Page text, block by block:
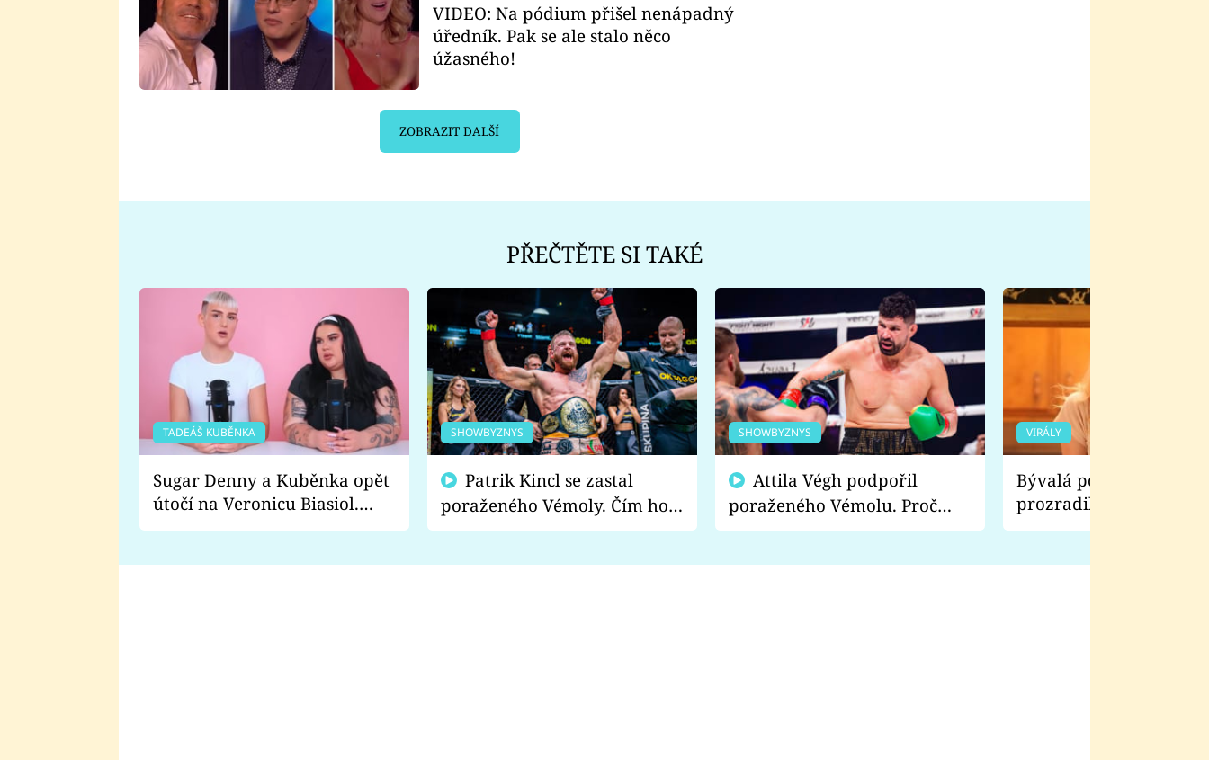
VIDEO: Na pódium přišel nenápadný
úředník. Pak se ale stalo něco
úžasného!
ZOBRAZIT DALŠÍ
PŘEČTĚTE SI TAKÉ
TADEÁŠ KUBĚNKA
Sugar Denny a Kuběnka opět
útočí na Veronicu Biasiol.
Proč je podle nich falešná a
SHOWBYZNYS
poraženého Vémoly. Čím ho
fanoušci naštvali?
SHOWBYZNYS
poraženého Vémolu. Proč
chce raději zápasit s ním než
VIRÁLY
Bývalá pornoherečka
prozradila, co ji
natáčení Euforie.